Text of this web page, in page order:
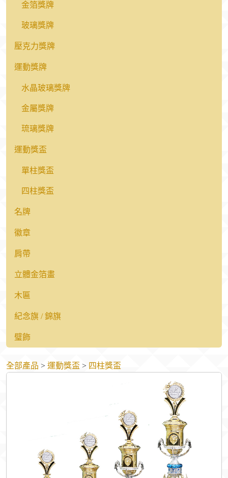
金箔獎牌
玻璃獎牌
壓克力獎牌
運動獎牌
水晶玻璃獎牌
金屬獎牌
琉璃獎牌
運動獎盃
單柱獎盃
四柱獎盃
名牌
徽章
肩帶
立體金箔畫
木匾
紀念旗 / 錦旗
璧飾
全部產品 > 運動獎盃 > 四柱獎盃